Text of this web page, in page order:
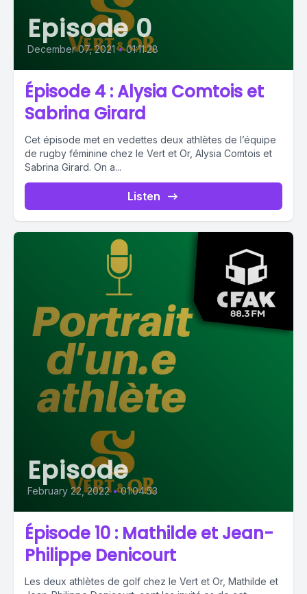
Episode 0
December 07, 2021 • 01:11:28
Épisode 4 : Alysia Comtois et
Sabrina Girard
Cet épisode met en vedettes deux athlètes de l’équipe
de rugby féminine chez le Vert et Or, Alysia Comtois et
Sabrina Girard. On a...
Listen
Episode
February 22, 2022 • 01:04:53
Épisode 10 : Mathilde et Jean-
Philippe Denicourt
Les deux athlètes de golf chez le Vert et Or, Mathilde et